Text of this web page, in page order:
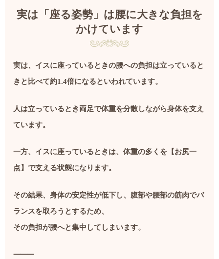
実は「座る姿勢」は腰に大きな負担を
かけています
実は、イスに座っているときの腰への負担は立っていると
きと比べて約1.4倍になるといわれています。
人は立っているとき両足で体重を分散しながら身体を支え
ています。
一方、イスに座っているときは、体重の多くを【お尻一
点】で支える状態になります。
その結果、身体の安定性が低下し、腹部や腰部の筋肉でバ
ランスを取ろうとするため、
その負担が腰へと集中してしまいます。
⸻